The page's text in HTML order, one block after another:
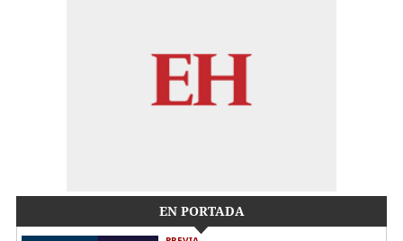
EN PORTADA